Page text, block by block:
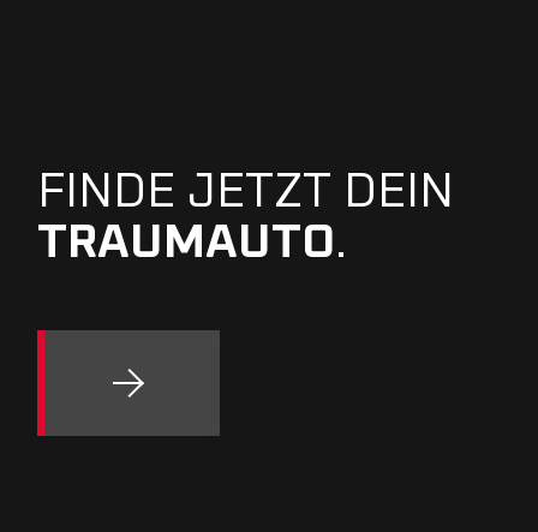
FINDE JETZT DEIN
TRAUMAUTO.